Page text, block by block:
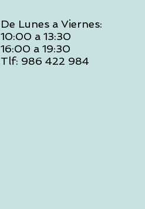
De Lunes a Viernes:
10:00 a 13:30
16:00 a 19:30
Tlf: 986 422 984